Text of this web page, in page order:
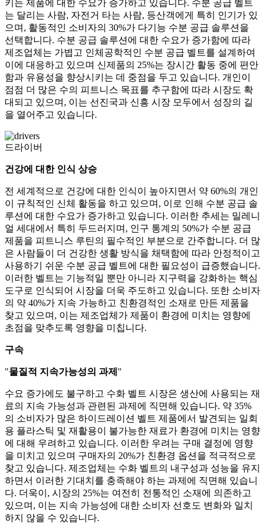
키는 제품에 대한 수요가 증가하고 있습니다. 수분 공급 벨트
는 달리는 사람, 자전거 타는 사람, 등산객에게 특히 인기가 있
으며, 활동적인 소비자의 30%가 다기능 수분 공급 솔루션을
선택합니다. 수분 공급 솔루션에 대한 수요가 증가함에 따라
제조업체는 가볍고 인체공학적인 수분 공급 벨트를 설계하여
이에 대응하고 있으며 신제품의 25%는 장시간 활동 중에 편안
함과 유용성을 향상시키는 데 중점을 두고 있습니다. 개인이
점점 더 많은 수의 피트니스 목표를 추구함에 따라 시장도 확
대되고 있으며, 이는 선진국과 신흥 시장 모두에서 성장의 길
을 열어주고 있습니다.
드라이버
건강에 대한 인식 상승
전 세계적으로 건강에 대한 인식이 높아지면서 약 60%의 개인
이 규칙적인 신체 활동을 하고 있으며, 이로 인해 수분 공급 솔
루션에 대한 수요가 증가하고 있습니다. 이러한 추세는 밀레니
얼 세대에서 특히 두드러지며, 인구 통계의 50%가 수분 공급
제품을 피트니스 루틴의 필수적인 부분으로 간주합니다. 더 많
은 사람들이 더 건강한 생활 방식을 채택함에 따라 안정적이고
사용하기 쉬운 수분 공급 벨트에 대한 필요성이 급증했습니다.
이러한 벨트는 기능적일 뿐만 아니라 지구력을 강화하는 핵심
도구로 인식되어 시장을 더욱 주도하고 있습니다. 또한 소비자
의 약 40%가 지속 가능하고 친환경적인 소재로 만든 제품을
찾고 있으며, 이는 제조업체가 제품이 환경에 미치는 영향에
초점을 맞추도록 영향을 미칩니다.
구속
"물질적 지속가능성의 과제 "
수요 증가에도 불구하고 수화 벨트 시장은 생산에 사용되는 재
료의 지속 가능성과 관련된 과제에 직면해 있습니다. 약 35%
의 소비자가 많은 하이드레이션 벨트 제품에서 발견되는 일회
용 플라스틱 및 재활용이 불가능한 재료가 환경에 미치는 영향
에 대해 우려하고 있습니다. 이러한 우려는 구매 결정에 영향
을 미치고 있으며 구매자의 20%가 친환경 옵션을 적극적으로
찾고 있습니다. 제조업체는 수화 벨트의 내구성과 성능을 유지
하면서 이러한 기대치를 충족해야 하는 과제에 직면해 있습니
다. 더욱이, 시장의 25%는 여전히 전통적인 소재에 의존하고
있으며, 이는 지속 가능성에 대한 소비자 선호도 변화와 일치
하지 않을 수 있습니다.